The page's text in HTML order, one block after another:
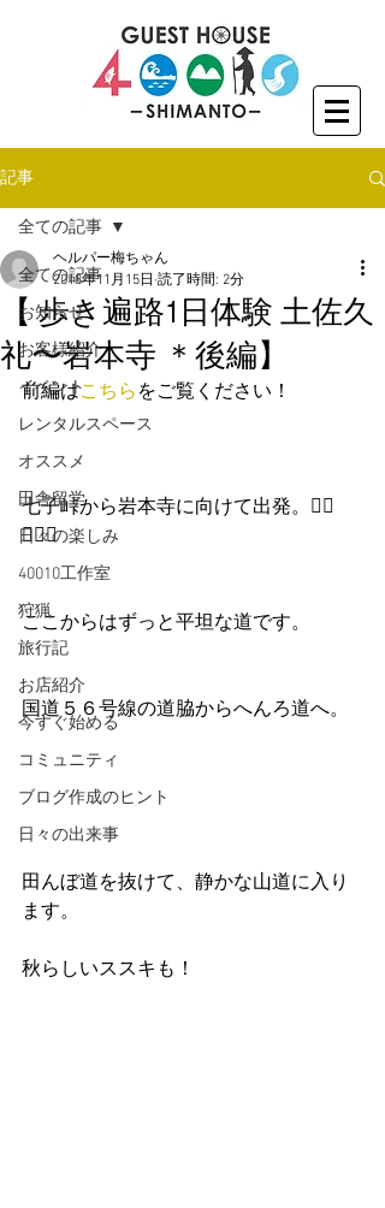
記事
全ての記事
お知らせ
お客様紹介
イベント
レンタルスペース
オススメ
田舎留学
日々の楽しみ
40010工作室
狩猟
旅行記
お店紹介
今すぐ始める
コミュニティ
ブログ作成のヒント
日々の出来事
全ての記事
【 歩き遍路1日体験 土佐久
礼〜岩本寺 ＊後編】
ヘルパー梅ちゃん
2018年11月15日 読了時間: 2分
前編はこちら をご覧ください！
七子峠から岩本寺に向けて出発。🚶‍♂️
🚶🏻‍♀️
ここからはずっと平坦な道です。
国道５６号線の道脇からへんろ道へ。
田んぼ道を抜けて、静かな山道に入り
ます。
秋らしいススキも！